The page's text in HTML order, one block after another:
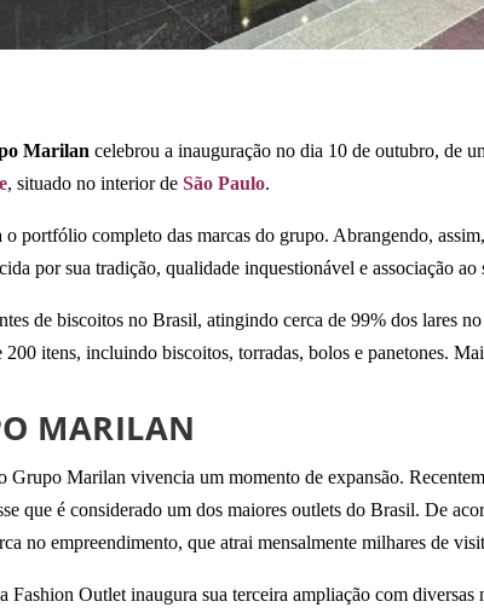
Marilan celebrou a inauguração no dia 10 de outubro, de
, situado no interior deSão Paulo.
portfólio completo das marcas do grupo. Abrangendo,
por sua tradição, qualidade inquestionável e associação
de biscoitos no Brasil, atingindo cerca de 99% dos lares
itens, incluindo biscoitos, torradas, bolos e panetones.
MARILAN
Grupo Marilan vivencia um momento de expansão.
que é considerado um dos maiores outlets do Brasil. De
no empreendimento, que atrai mensalmente milhares de
Fashion Outlet inaugura sua terceira ampliação com